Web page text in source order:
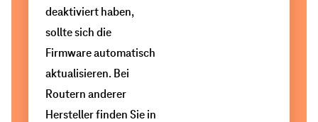
deaktiviert haben,
sollte sich die
Firmware automatisch
aktualisieren. Bei
Routern anderer
Hersteller finden Sie in
Nachbarschaft
können
zu
einer
Beeinträchtigung
Ihres
sogar
Probleme
mit
der
Verbindung
entstehen.